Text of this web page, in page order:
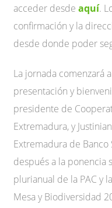
acceder desde aquí.
confirmación y la
desde donde poder
La jornada comenzará
presentación y
presidente de
Extremadura, y
Extremadura de
después a la ponencia
plurianual de la PAC y
Mesa y Biodiversidad